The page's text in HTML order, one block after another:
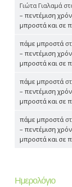
Γιώτα Γιαλαμά
– πεντέμιση
μπροστά και σε
πάμε μπροστά
– πεντέμιση
μπροστά και σε
πάμε μπροστά
– πεντέμιση
μπροστά και σε
πάμε μπροστά
– πεντέμιση
μπροστά και σε
Ημερολόγιο